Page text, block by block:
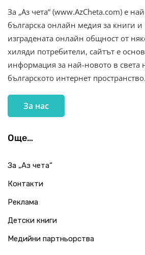
За „Аз чета“ (www.AzCheta.com) е
българска онлайн медия за книги и
изградената онлайн общност от
хиляди потребители, сайтът е
информация за най-новото в света
българското интернет пространство.
За нас
Още…
За „Аз чета“
Контакти
Реклама
Детски книги
Медийни партньорства